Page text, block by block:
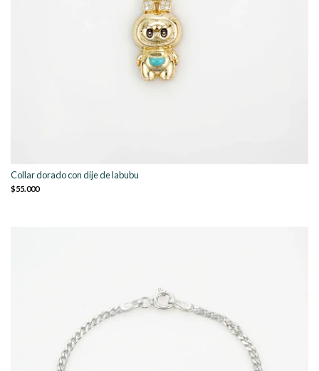
Collar dorado con dije de labubu
$55.000